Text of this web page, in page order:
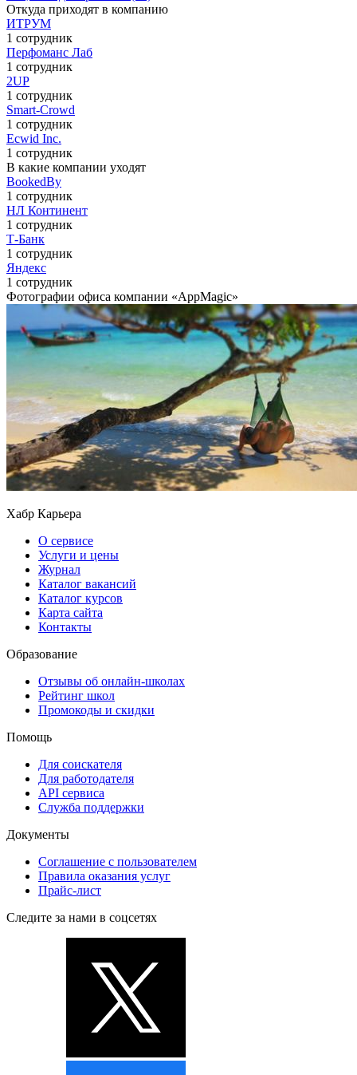
Откуда приходят в компанию
ИТРУМ
1 сотрудник
Перфоманс Лаб
1 сотрудник
2UP
1 сотрудник
Smart-Crowd
1 сотрудник
Ecwid Inc.
1 сотрудник
В какие компании уходят
BookedBy
1 сотрудник
НЛ Континент
1 сотрудник
Т-Банк
1 сотрудник
Яндекс
1 сотрудник
Фотографии офиса компании «AppMagic»
Хабр Карьера
О сервисе
Услуги и цены
Журнал
Каталог вакансий
Каталог курсов
Карта сайта
Контакты
Образование
Отзывы об онлайн-школах
Рейтинг школ
Промокоды и скидки
Помощь
Для соискателя
Для работодателя
API сервиса
Служба поддержки
Документы
Соглашение с пользователем
Правила оказания услуг
Прайс-лист
Следите за нами в соцсетях